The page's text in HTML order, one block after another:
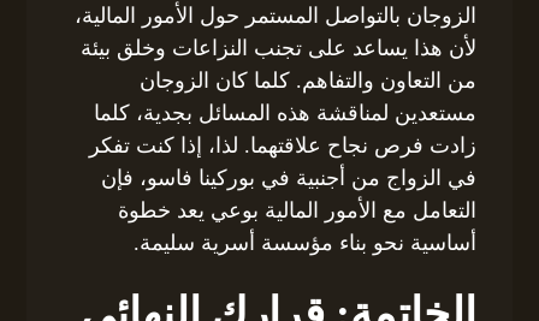
الزوجان بالتواصل المستمر حول الأمور المالية،
لأن هذا يساعد على تجنب النزاعات وخلق بيئة
من التعاون والتفاهم. كلما كان الزوجان
مستعدين لمناقشة هذه المسائل بجدية، كلما
زادت فرص نجاح علاقتهما. لذا، إذا كنت تفكر
في الزواج من أجنبية في بوركينا فاسو، فإن
التعامل مع الأمور المالية بوعي يعد خطوة
أساسية نحو بناء مؤسسة أسرية سليمة.